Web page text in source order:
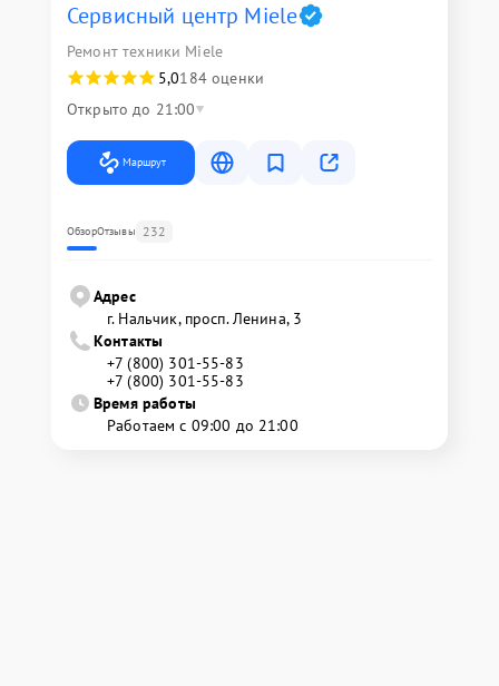
Сервисный центр Miele
Ремонт техники Miele
5,0184 оценки
Открыто до 21:00
Маршрут
ОбзорОтзывы 232
Адрес
г. Нальчик, просп. Ленина, 3
Контакты
+7 (800) 301-55-83
+7 (800) 301-55-83
Время работы
Работаем с 09:00 до 21:00